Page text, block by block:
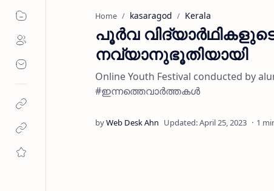
Home kasaragod Kerala
പൂര്‍വ
നവ്യാനുഭൂതിയായി
Online Youth Festival conducted
#ഇന്നത്തെവാർത്തകൾ
1